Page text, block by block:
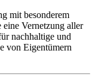
mit besonderem
Vernetzung aller
nachhaltige und
von Eigentümern